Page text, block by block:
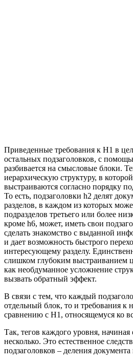
Приведенные требования к H1 в
остальных подзаголовков, с
разбивается на смысловые блоки.
иерархическую структуру, в
выстраиваются согласно порядку
То есть, подзаголовки h2 делят
разделов, в каждом из которых
подразделов третьего или более
кроме h6, может, иметь свои
сделать знакомство с выданной
и дает возможность быстрого
интересующему разделу.
слишком глубоким выстраиванием
как необдуманное усложнение
вызвать обратный эффект.
В связи с тем, что каждый
отдельный блок, то и требования к
сравнению с H1, относящемуся ко
Так, тегов каждого уровня,
несколько. Это естественное
подзаголовков – деления документа